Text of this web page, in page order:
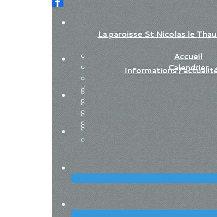
La paroisse St Nicolas le
Accueil
Calendrier
Informations /